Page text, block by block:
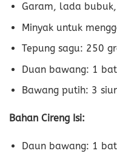
Garam, lada
Minyak untuk
Tepung sagu: 250
Duan bawang: 1
Bawang putih: 3
Bahan Cireng Isi:
Daun bawang: 1